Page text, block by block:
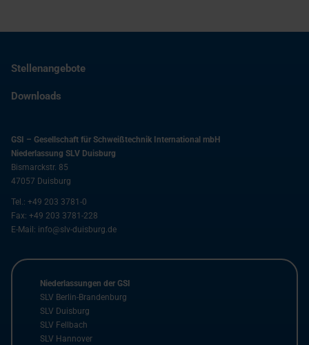
Stellenangebote
Downloads
GSI – Gesellschaft für Schweißtechnik International mbH
Niederlassung SLV Duisburg
Bismarckstr. 85
47057 Duisburg
Tel.: +49 203 3781-0
Fax: +49 203 3781-228
E-Mail: info@slv-duisburg.de
Niederlassungen der GSI
SLV Berlin-Brandenburg
SLV Duisburg
SLV Fellbach
SLV Hannover